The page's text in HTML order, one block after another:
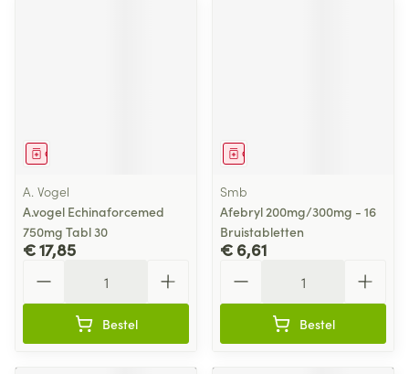
Geneesmiddel
A. Vogel
A.vogel Echinaforcemed
750mg Tabl 30
€ 17,85
Bestel
Geneesmiddel
Smb
Afebryl 200mg/300mg - 16
Bruistabletten
€ 6,61
Bestel